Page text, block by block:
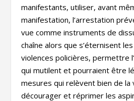
manifestants, utiliser, avant
manifestation, l’arrestation
vue comme instruments de
chaîne alors que s’éternisent
violences policières, permettre
qui mutilent et pourraient être
mesures qui relèvent bien de la
décourager et réprimer les